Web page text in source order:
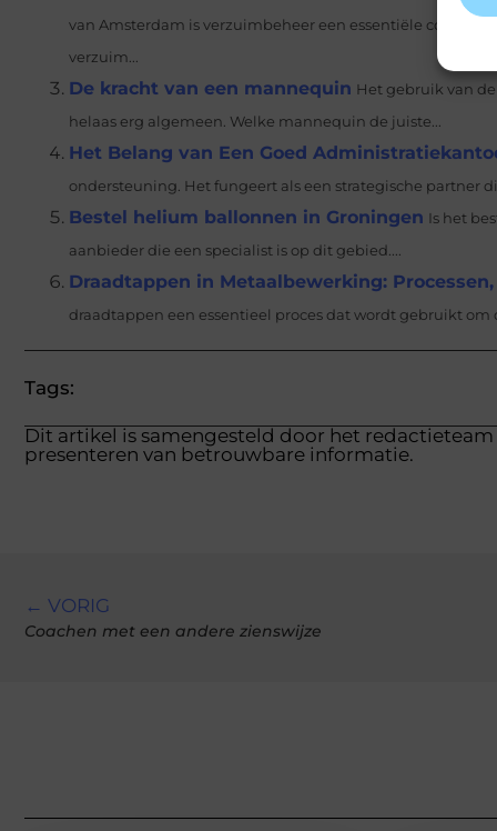
van Amsterdam is verzuimbeheer een essentiële
verzuim...
De kracht van een mannequin Het gebruik van
helaas erg algemeen. Welke mannequin de juiste...
Het Belang van Een Goed
ondersteuning. Het fungeert als een strategische partner
Bestel helium ballonnen in Groningen Is het
aanbieder die een specialist is op dit gebied....
Draadtappen in Metaalbewerking:
draadtappen een essentieel proces dat wordt gebruikt om
Tags:
Dit artikel is samengesteld door het
presenteren van betrouwbare informatie.
← VORIG
Coachen met een andere zienswijze